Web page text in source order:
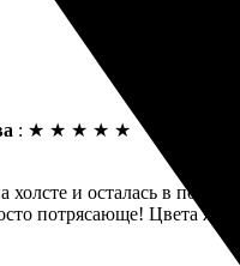
: ★ ★ ★ ★ ★
холсте и осталась в
потрясающе! Цвета